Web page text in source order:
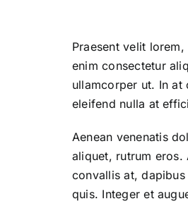
Praesent velit
enim consectetur
ullamcorper ut. In at
eleifend nulla at
Aenean venenatis
aliquet, rutrum eros.
convallis at,
quis. Integer et